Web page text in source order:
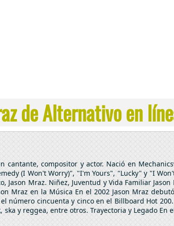
de Alternativo en
cantante, compositor y actor. Nació en
(I Won't Worry)", "I'm Yours", "Lucky" y "I
Mraz. Niñez, Juventud y Vida Familiar Jason
Mraz en la Música En el 2002 Jason Mraz
cincuenta y cinco en el Billboard Hot 200.
y reggea, entre otros. Trayectoria y Legado En